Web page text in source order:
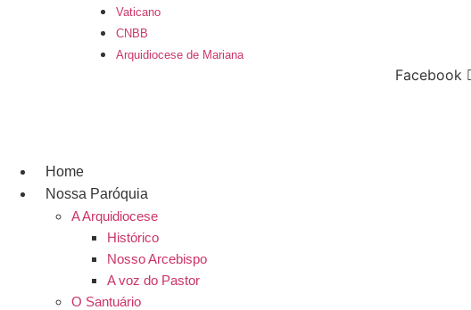
Vaticano
CNBB
Arquidiocese de Mariana
Facebook
Home
Nossa Paróquia
A Arquidiocese
Histórico
Nosso Arcebispo
A voz do Pastor
O Santuário